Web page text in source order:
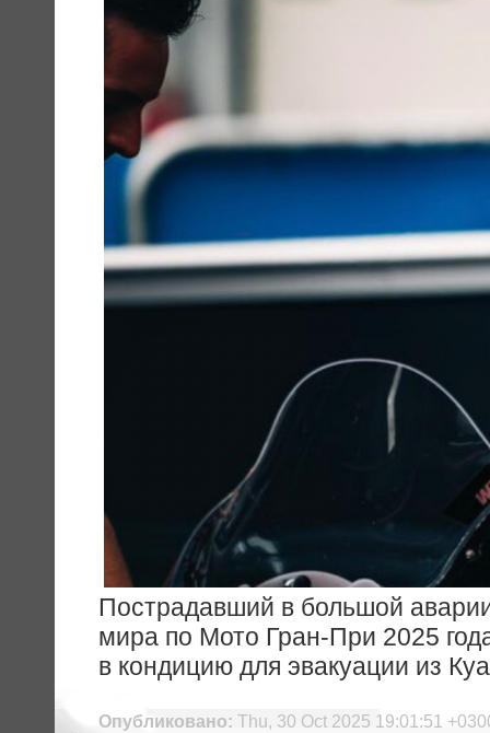
Пострадавший в большой
мира по Мото Гран-При 2025
в кондицию для эвакуации из
Опубликовано: Thu, 30 Oct 2025 19:01:51